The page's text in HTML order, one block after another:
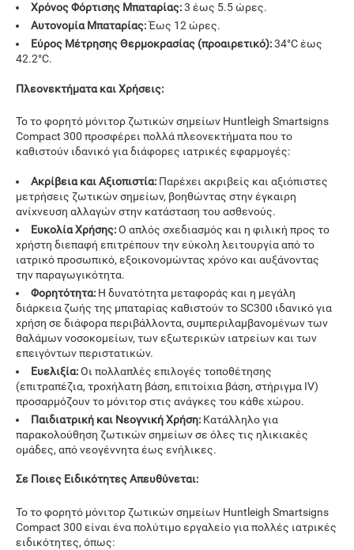
Χρόνος Φόρτισης Μπαταρίας:3 έως 5.5 ώρες.
Αυτονομία Μπαταρίας:Έως 12 ώρες.
Εύρος Μέτρησης Θερμοκρασίας (προαιρετικό):34°C έως
42.2°C.
Πλεονεκτήματα και Χρήσεις:
Το το φορητό μόνιτορ ζωτικών σημείων Huntleigh Smartsigns
Compact 300 προσφέρει πολλά πλεονεκτήματα που το
καθιστούν ιδανικό για διάφορες ιατρικές εφαρμογές:
Ακρίβεια και Αξιοπιστία: Παρέχει ακριβείς και αξιόπιστες
μετρήσεις ζωτικών σημείων, βοηθώντας στην έγκαιρη
ανίχνευση αλλαγών στην κατάσταση του ασθενούς.
Ευκολία Χρήσης:Ο απλός σχεδιασμός και η φιλική προς το
χρήστη διεπαφή επιτρέπουν την εύκολη λειτουργία από το
ιατρικό προσωπικό, εξοικονομώντας χρόνο και αυξάνοντας
την παραγωγικότητα.
Φορητότητα: Η δυνατότητα μεταφοράς και η μεγάλη
διάρκεια ζωής της μπαταρίας καθιστούν το SC300 ιδανικό για
χρήση σε διάφορα περιβάλλοντα, συμπεριλαμβανομένων των
θαλάμων νοσοκομείων, των εξωτερικών ιατρείων και των
επειγόντων περιστατικών.
Ευελιξία:Οι πολλαπλές επιλογές τοποθέτησης
(επιτραπέζια, τροχήλατη βάση, επιτοίχια βάση, στήριγμα IV)
προσαρμόζουν το μόνιτορ στις ανάγκες του κάθε χώρου.
Παιδιατρική και Νεογνική Χρήση: Κατάλληλο για
παρακολούθηση ζωτικών σημείων σε όλες τις ηλικιακές
ομάδες, από νεογέννητα έως ενήλικες.
Σε Ποιες Ειδικότητες Απευθύνεται:
Το το φορητό μόνιτορ ζωτικών σημείων Huntleigh Smartsigns
Compact 300 είναι ένα πολύτιμο εργαλείο για πολλές ιατρικές
ειδικότητες, όπως: